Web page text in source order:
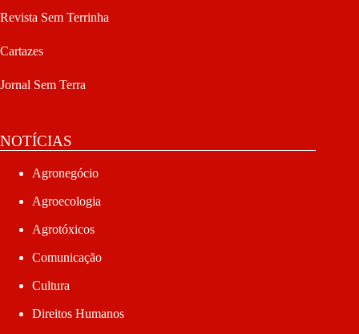
Revista Sem Terrinha
Cartazes
Jornal Sem Terra
NOTÍCIAS
Agronegócio
Agroecologia
Agrotóxicos
Comunicação
Cultura
Direitos Humanos